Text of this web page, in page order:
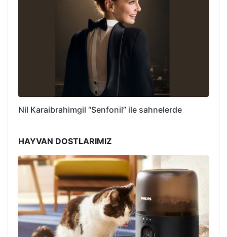
Nil Karaibrahimgil “Senfonil” ile sahnelerde
HAYVAN DOSTLARIMIZ